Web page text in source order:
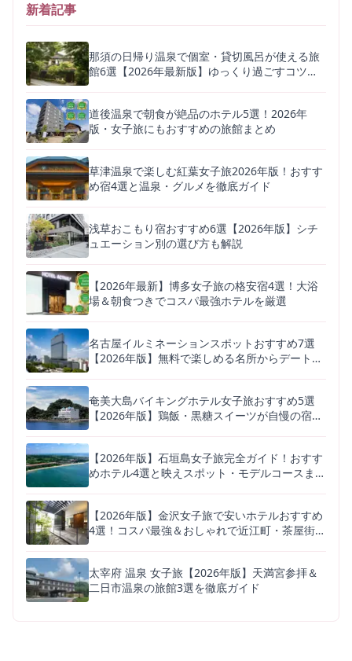
新着記事
那須の日帰り温泉で個室・貸切風呂が使える旅
館6選【2026年最新版】ゆっくり過ごすコツも
道後温泉で朝食が絶品のホテル5選！2026年
版・女子旅にもおすすめの旅館まとめ
草津温泉で楽しむ紅葉女子旅2026年版！おすす
め宿4選と温泉・グルメを徹底ガイド
浅草おこもり宿おすすめ6選【2026年版】シチ
ュエーション別の選び方も解説
【2026年最新】博多女子旅の格安宿4選！大浴
場＆朝食つきでコスパ最強ホテルを厳選
名古屋イルミネーションスポットおすすめ7選
【2026年版】無料で楽しめる名所からデートに
奄美大島バイキングホテル女子旅おすすめ5選
【2026年版】鶏飯・黒糖スイーツが自慢の宿を
【2026年版】石垣島女子旅完全ガイド！おすす
めホテル4選と映えスポット・モデルコースまと
【2026年版】金沢女子旅で安いホテルおすすめ
4選！コスパ最強＆おしゃれで近江町・茶屋街も
太宰府 温泉 女子旅【2026年版】天満宮参拝＆
二日市温泉の旅館3選を徹底ガイド